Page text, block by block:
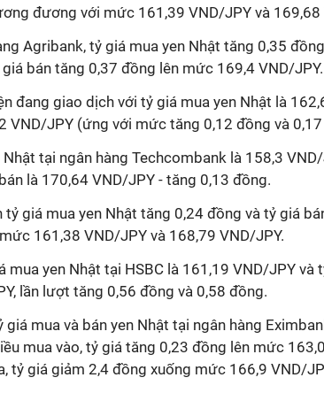
đương với mức 161,39 VND/JPY và 169,68
Agribank, tỷ giá mua yen Nhật tăng 0,35
bán tăng 0,37 đồng lên mức 169,4 VND/JPY.
đang giao dịch với tỷ giá mua yen Nhật là
VND/JPY (ứng với mức tăng 0,12 đồng và
Nhật tại ngân hàng Techcombank là 158,3
là 170,64 VND/JPY - tăng 0,13 đồng.
tỷ giá mua yen Nhật tăng 0,24 đồng và tỷ giá
161,38 VND/JPY và 168,79 VND/JPY.
mua yen Nhật tại HSBC là 161,19 VND/JPY và
lần lượt tăng 0,56 đồng và 0,58 đồng.
giá mua và bán yen Nhật tại ngân hàng
mua vào, tỷ giá tăng 0,23 đồng lên mức
tỷ giá giảm 2,4 đồng xuống mức 166,9 VND/